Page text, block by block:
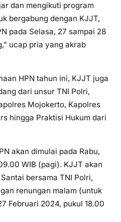
dan mengikuti program
bergabung dengan KJJT,
pada Selasa, 27 sampai 28
ucap pria yang akrab
HPN tahun ini, KJJT juga
dari unsur TNI Polri,
Mojokerto, Kapolres
hingga Praktisi Hukum dari
akan dimulai pada Rabu,
WIB (pagi). KJJT akan
bersama TNI Polri,
renungan malam (untuk
Februari 2024, pukul 18.00